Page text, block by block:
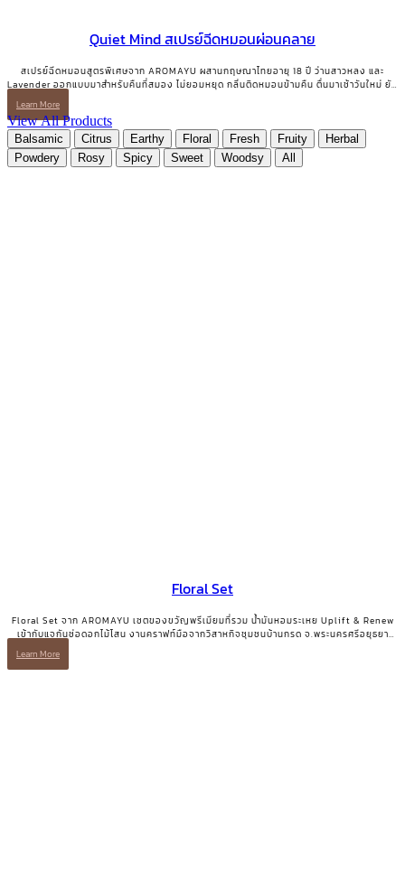
Quiet Mind สเปรย์ฉีดหมอนผ่อนคลาย
สเปรย์ฉีดหมอนสูตรพิเศษจาก AROMAYU ผสานกฤษณาไทยอายุ 18 ปี ว่านสาวหลง และ
Lavender ออกแบบมาสำหรับคืนที่สมอง ไม่ยอมหยุด กลิ่นติดหมอนข้ามคืน ตื่นมาเช้าวันใหม่ ยัง
Learn More
View All Products
Balsamic Citrus Earthy Floral Fresh Fruity
Herbal
Powdery
Rosy Spicy Sweet Woodsy All
Floral Set
Floral Set จาก AROMAYU เซตของขวัญพรีเมียมที่รวม น้ำมันหอมระเหย Uplift & Renew
เข้ากับแจกันช่อดอกไม้โสน งานคราฟท์มือจากวิสาหกิจชุมชนบ้านกรด จ.พระนครศรีอยุธยา
Learn More